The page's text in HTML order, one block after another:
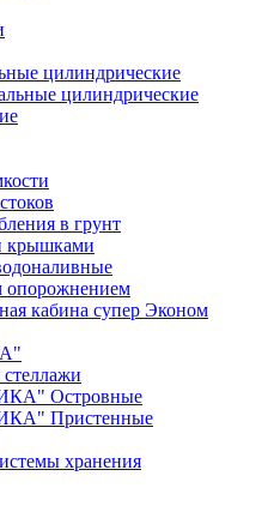
цилиндрические
цилиндрические
в грунт
крышками
опорожнением
кабина супер Эконом
Островные
Пристенные
хранения